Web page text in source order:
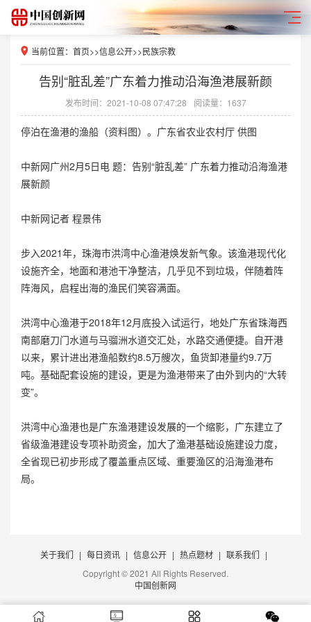
当前位置： 首页>>信息公开>>民族宗教
告别“脏乱差”广东着力推动沿海渔港展新颜
发布时间：2021-10-08 07:47:28 阅读量：1637
停泊在渔港的渔船（资料图）。广东省农业农村厅 供图
中新网广州2月5日电 题：告别“脏乱差” 广东着力推动沿海渔港
展新颜
中新网记者 程景伟
步入2021年，珠海市洪湾中心渔港焕发新气象。该渔港现代化
设施齐全，地面和港池干净整洁，几乎见不到垃圾，伴随着阵
阵海风，启程出海的渔民们笑容满面。
洪湾中心渔港于2018年12月底投入试运行，地处广东省珠海西
南部磨刀门水道与马骝洲水道交汇处，水路交通便捷。自开港
以来，累计进出港渔船数约8.5万艘次，鱼货卸港量约9.7万
吨。基础配套设施的建设，更是为渔港带来了由外到内的“大转
变”。
洪湾中心渔港也是广东渔港建设发展的一个缩影，广东建立了
省级渔港建设专项补助资金，加大了渔港基础设施建设力度，
全省现已初步形成了覆盖重点区域、重要渔区的沿海渔港布
局。
关于我们 | 每日资讯 | 信息公开 | 热点题材 | 联系我们 |
Copyright © 2021 All Rights Reserved.
中国创新网